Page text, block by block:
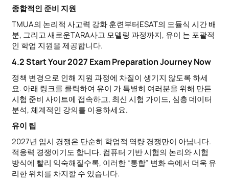
종합적인 준비 지원
TMUA의 논리적 사고력 강화 훈련부터ESAT의 모듈식 시간 배
분, 그리고 새로운TARA사고 모델링 과정까지, 유이 는 포괄적
인 학업 지원을 제공합니다.
4.2 Start Your 2027 Exam Preparation Journey Now
정책 변경으로 인해 지원 과정에 차질이 생기지 않도록 하세
요. 아래 링크를 클릭하여 유이 가 특별히 여러분을 위해 만든
시험 준비 사이트에 접속하고, 최신 시험 가이드, 심층 데이터
분석, 체계적인 강의를 이용하세요.
유이 팁
2027년 입시 경쟁은 단순히 학업적 역량 경쟁만이 아닙니다.
적응력 경쟁이기도 합니다. 컴퓨터 기반 시험의 논리와 시험
방식에 빨리 익숙해질수록, 이러한 “통합” 변화 속에서 더욱 유
리한 위치를 차지할 수 있습니다.